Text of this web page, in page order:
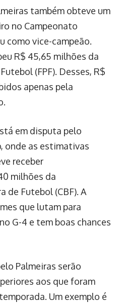
também obteve um
no Campeonato
como vice-campeão.
R$ 45,65 milhões da
(FPF). Desses, R$
apenas pela
em disputa pelo
onde as estimativas
receber
milhões da
de Futebol (CBF). A
que lutam para
G-4 e tem boas chances
Palmeiras serão
aos que foram
Um exemplo é